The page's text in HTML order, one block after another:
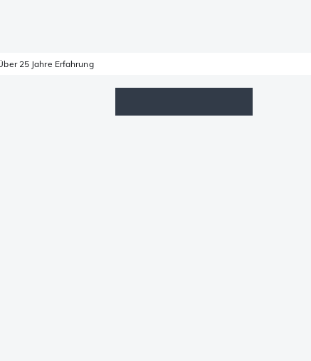
25 Jahre Erfahrung